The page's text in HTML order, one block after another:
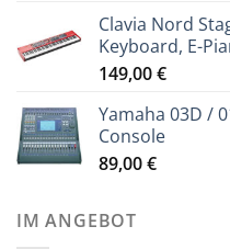
Clavia Nord
Keyboard, E-
149,00€
Yamaha 03D /
Console
89,00€
IM ANGEBOT